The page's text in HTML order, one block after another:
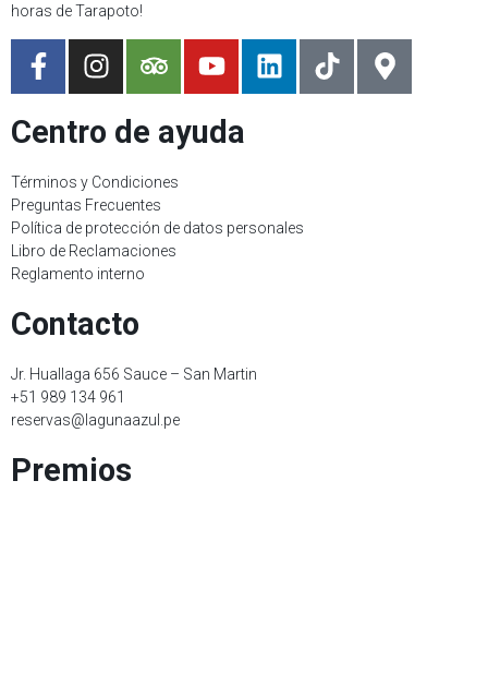
horas de Tarapoto!
Centro de ayuda
Términos y Condiciones
Preguntas Frecuentes
Política de protección de datos personales
Libro de Reclamaciones
Reglamento interno
Contacto
Jr. Huallaga 656 Sauce – San Martin
+51 989 134 961
reservas@lagunaazul.pe
Premios